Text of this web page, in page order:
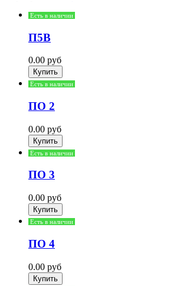
Есть в наличии
П5В
0.00 руб
Есть в наличии
ПО 2
0.00 руб
Есть в наличии
ПО 3
0.00 руб
Есть в наличии
ПО 4
0.00 руб